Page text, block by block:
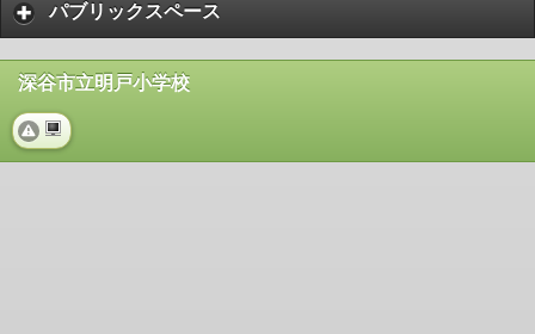
パブリックスペース
深谷市立明戸小学校